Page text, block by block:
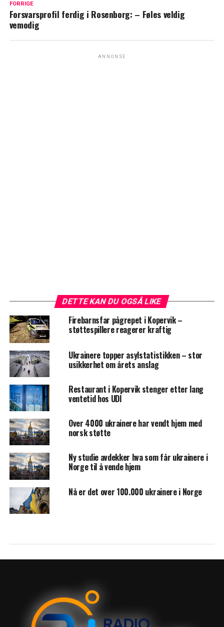
FORRIGE
Forsvarsprofil ferdig i Rosenborg: – Føles veldig
vemodig
ANNONSE
DETTE KAN DU OGSÅ LIKE
Firebarnsfar pågrepet i Kopervik –
støttespillere reagerer kraftig
Ukrainere topper asylstatistikken – stor
usikkerhet om årets anslag
Restaurant i Kopervik stenger etter lang
ventetid hos UDI
Over 4000 ukrainere har vendt hjem med
norsk støtte
Ny studie avdekker hva som får ukrainere i
Norge til å vende hjem
Nå er det over 100.000 ukrainere i Norge